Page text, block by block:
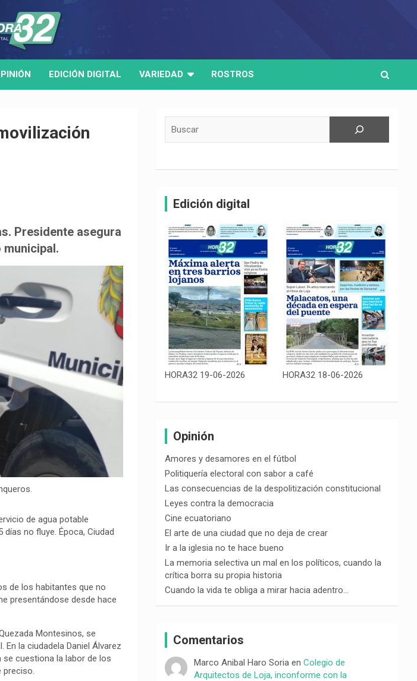
EDICIÓN DIGITAL VARIEDAD ROSTROS
Presidente asegura
municipal.
de agua potable
no fluye. Época, Ciudad
de los habitantes que no
presentándose desde hace
Montesinos, se
la ciudadela Daniel Álvarez
se cuestiona la labor de los
preciso.
Edición digital
HORA32 19-06-2026 HORA32 18-06-2026
Opinión
Amores y desamores en el fútbol
Politiquería electoral con sabor a café
Las consecuencias de la despolitización constitucional
Leyes contra la democracia
Cine ecuatoriano
El arte de una ciudad que no deja de crear
Ir a la iglesia no te hace bueno
La memoria selectiva un mal en los políticos, cuando la
crítica borra su propia historia
Cuando la vida te obliga a mirar hacia adentro…
Comentarios
Marco Anibal Haro Soria enColegio de
Arquitectos de Loja, inconforme con la